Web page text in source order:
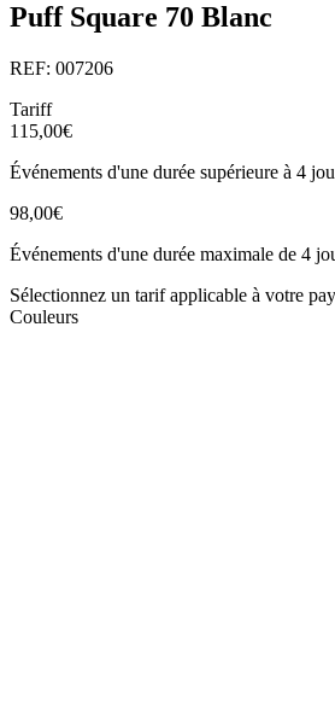
Puff Square 70 Blanc
REF: 007206
Tariff
115,00€
Événements d'une durée supérieure à 4
98,00€
Événements d'une durée maximale de 4
Sélectionnez un tarif applicable à votre
Couleurs